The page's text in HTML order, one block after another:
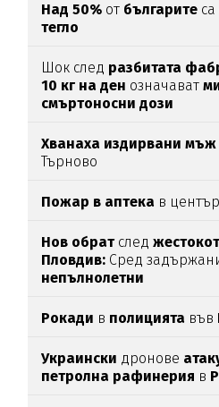
Над 50% от българите са
тегло
Шок след разбитата
10 кг на ден означават
смъртоносни дози
Хванаха издирвани мъж
Търново
Пожар в аптека в
Нов обрат след
Пловдив: Сред
непълнолетни
Рокади в полицията във
Украински дронове
петролна рафинерия в